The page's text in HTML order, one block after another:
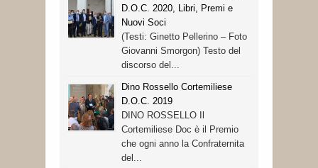
D.O.C. 2020, Libri, Premi e
Nuovi Soci
(Testi: Ginetto Pellerino – Foto
Giovanni Smorgon) Testo del
discorso del...
Dino Rossello Cortemiliese
D.O.C. 2019
DINO ROSSELLO Il
Cortemiliese Doc è il Premio
che ogni anno la Confraternita
del...